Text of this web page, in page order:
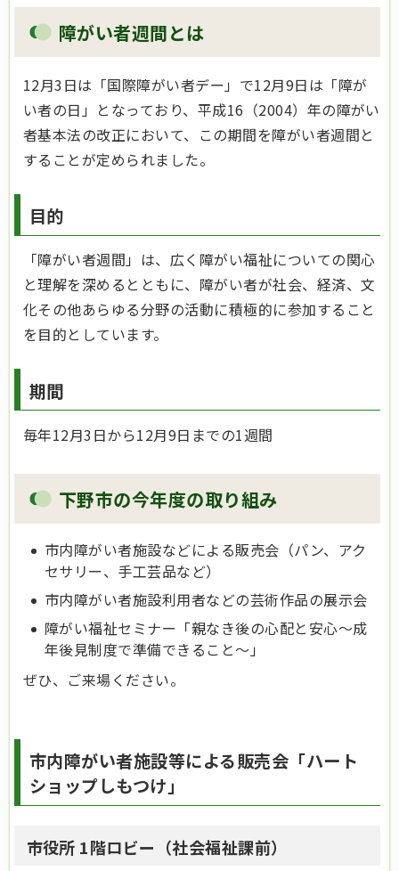
障がい者週間とは
12月3日は「国際障がい者デー」で12月9日は「障が
い者の日」となっており、平成16（2004）年の障がい
者基本法の改正において、この期間を障がい者週間と
することが定められました。
目的
「障がい者週間」は、広く障がい福祉についての関心
と理解を深めるとともに、障がい者が社会、経済、文
化その他あらゆる分野の活動に積極的に参加すること
を目的としています。
期間
毎年12月3日から12月9日までの1週間
下野市の今年度の取り組み
市内障がい者施設などによる販売会（パン、アク
セサリー、手工芸品など）
市内障がい者施設利用者などの芸術作品の展示会
障がい福祉セミナー「親なき後の心配と安心～成
年後見制度で準備できること～」
ぜひ、ご来場ください。
市内障がい者施設等による販売会「ハート
ショップしもつけ」
市役所 1階ロビー（社会福祉課前）